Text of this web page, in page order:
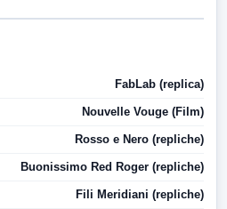
FabLab (replica)
Nouvelle Vouge (Film)
Rosso e Nero (repliche)
Buonissimo Red Roger (repliche)
Fili Meridiani (repliche)